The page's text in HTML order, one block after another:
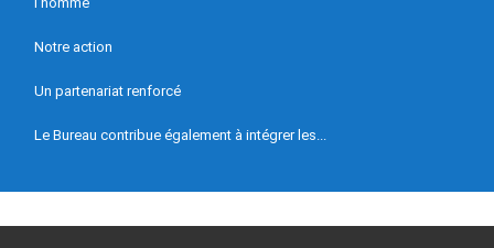
Notre action
Un partenariat renforcé
Le Bureau contribue également à intégrer les...